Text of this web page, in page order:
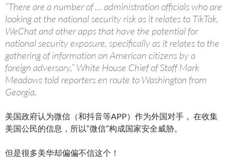
“There are a number of … administration officials who are
looking at the national security risk as it relates to TikTok,
WeChat and other apps that have the potential for
national security exposure, specifically as it relates to the
gathering of information on American citizens by a
foreign adversary,” White House Chief of Staff Mark
Meadows told reporters en route to Washington from
Georgia.
美国政府认为微信（和抖音等APP）作为外国对手， 在收集
美国公民的信息，所以“微信”构成国家安全威胁。
但是很多美华却偏偏不信这个！